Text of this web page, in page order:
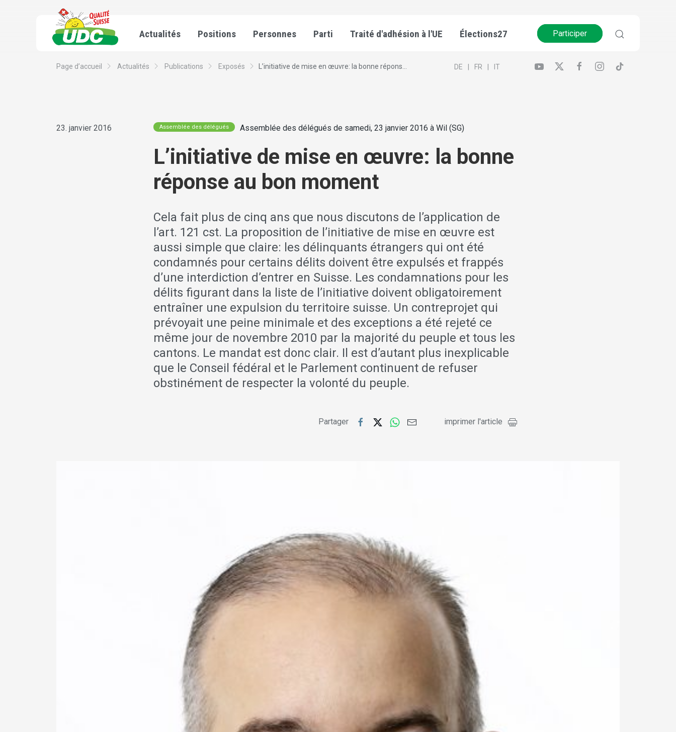
Actualités Positions Personnes Parti Traité d'adhésion à l'UE Élections27 Participer
Page d’accueil Actualités Publications Exposés L’initiative de mise en œuvre: la bonne répons... DE FR IT
23. janvier 2016 Assemblée des délégués Assemblée des délégués de samedi, 23 janvier 2016 à Wil (SG)
L’initiative de mise en œuvre: la bonne
réponse au bon moment
Cela fait plus de cinq ans que nous discutons de l’application de
l’art. 121 cst. La proposition de l’initiative de mise en œuvre est
aussi simple que claire: les délinquants étrangers qui ont été
condamnés pour certains délits doivent être expulsés et frappés
d’une interdiction d’entrer en Suisse. Les condamnations pour les
délits figurant dans la liste de l’initiative doivent obligatoirement
entraîner une expulsion du territoire suisse. Un contreprojet qui
prévoyait une peine minimale et des exceptions a été rejeté ce
même jour de novembre 2010 par la majorité du peuple et tous les
cantons. Le mandat est donc clair. Il est d’autant plus inexplicable
que le Conseil fédéral et le Parlement continuent de refuser
obstinément de respecter la volonté du peuple.
Partager imprimer l'article